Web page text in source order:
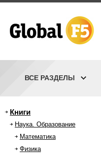
ВСЕ РАЗДЕЛЫ
Книги
Наука. Образование
Математика
Физика